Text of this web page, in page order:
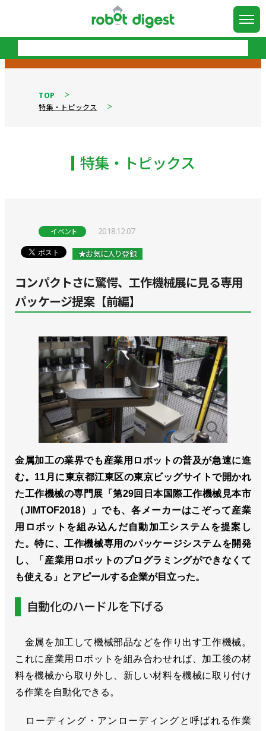
TOP
特集・トピックス
特集・トピックス
イベント 2018.12.07
★お気に入り登録
コンパクトさに驚愕、工作機械展に見る専用
パッケージ提案【前編】
金属加工の業界でも産業用ロボットの普及が急速に進
む。11月に東京都江東区の東京ビッグサイトで開かれ
た工作機械の専門展「第29回日本国際工作機械見本市
（JIMTOF2018）」でも、各メーカーはこぞって産業
用ロボットを組み込んだ自動加工システムを提案し
た。特に、工作機械専用のパッケージシステムを開発
し、「産業用ロボットのプログラミングができなくて
も使える」とアピールする企業が目立った。
自動化のハードルを下げる
金属を加工して機械部品などを作り出す工作機械。
これに産業用ロボットを組み合わせれば、加工後の材
料を機械から取り外し、新しい材料を機械に取り付け
る作業を自動化できる。
ローディング・アンローディングと呼ばれる作業